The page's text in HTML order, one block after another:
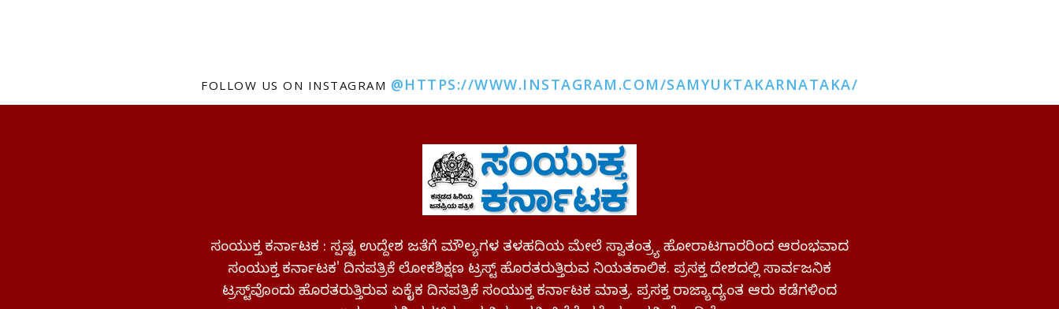
FOLLOW US ON INSTAGRAM @HTTPS://WWW.INSTAGRAM.COM/SAMYUKTAKARNATAKA/
ಸಂಯುಕ್ತ ಕರ್ನಾಟಕ : ಸ್ಪಷ್ಟ ಉದ್ದೇಶ ಜತೆಗೆ ಮೌಲ್ಯಗಳ ತಳಹದಿಯ ಮೇಲೆ ಸ್ವಾತಂತ್ರ್ಯ ಹೋರಾಟಗಾರರಿಂದ ಆರಂಭವಾದ
ಸಂಯುಕ್ತ ಕರ್ನಾಟಕ' ದಿನಪತ್ರಿಕೆ ಲೋಕಶಿಕ್ಷಣ ಟ್ರಸ್ಟ್ ಹೊರತರುತ್ತಿರುವ ನಿಯತಕಾಲಿಕ. ಪ್ರಸಕ್ತ ದೇಶದಲ್ಲಿ ಸಾರ್ವಜನಿಕ
ಟ್ರಸ್ಟ್‌ವೊಂದು ಹೊರತರುತ್ತಿರುವ ಏಕೈಕ ದಿನಪತ್ರಿಕೆ ಸಂಯುಕ್ತ ಕರ್ನಾಟಕ ಮಾತ್ರ. ಪ್ರಸಕ್ತ ರಾಜ್ಯಾದ್ಯಂತ ಆರು ಕಡೆಗಳಿಂದ